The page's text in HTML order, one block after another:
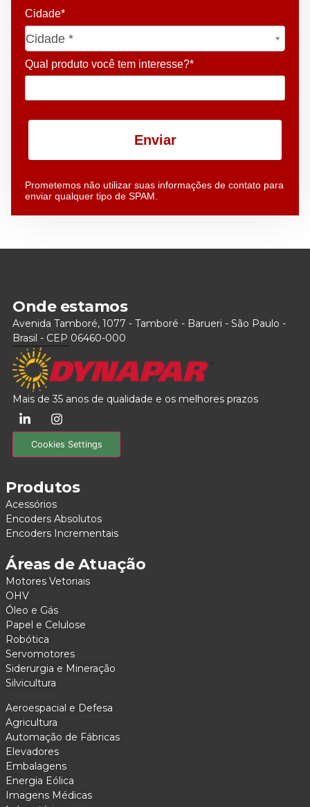
Cidade*
Cidade *
Cidade*
Qual produto você tem interesse?*
Enviar
Prometemos não utilizar suas informações de contato para
enviar qualquer tipo de SPAM.
Onde estamos
Avenida Tamboré, 1077 - Tamboré - Barueri - São Paulo -
Brasil - CEP 06460-000
Mais de 35 anos de qualidade e os melhores prazos
Cookies Settings
Produtos
Acessórios
Encoders Absolutos
Encoders Incrementais
Áreas de Atuação
Motores Vetoriais
OHV
Óleo e Gás
Papel e Celulose
Robótica
Servomotores
Siderurgia e Mineração
Silvicultura
Aeroespacial e Defesa
Agricultura
Automação de Fábricas
Elevadores
Embalagens
Energia Eólica
Imagens Médicas